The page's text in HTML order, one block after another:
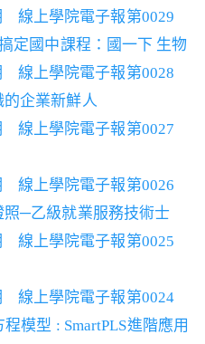
線上學院電子報第0029
定國中課程：國一下 生物
線上學院電子報第0028
企業新鮮人
線上學院電子報第0027
線上學院電子報第0026
─乙級就業服務技術士
線上學院電子報第0025
線上學院電子報第0024
模型 : SmartPLS進階應用